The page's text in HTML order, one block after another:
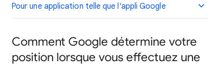
Pour une application telle que l'appli Google
Comment Google détermine votre
position lorsque vous effectuez une